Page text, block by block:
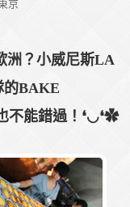
京
洲？小威尼斯LA
BAKE
不能錯過！❛◡❛✿